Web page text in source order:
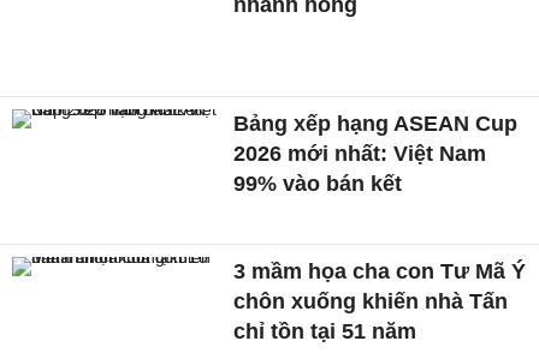
Bảng xếp hạng ASEAN Cup
2026 mới nhất: Việt Nam
99% vào bán kết
3 mầm họa cha con Tư Mã Ý
chôn xuống khiến nhà Tấn
chỉ tồn tại 51 năm